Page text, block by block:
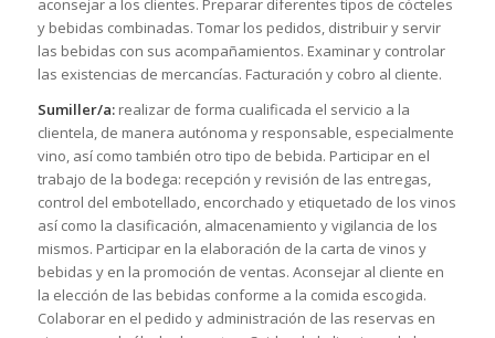
aconsejar a los clientes. Preparar diferentes tipos de cócteles
y bebidas combinadas. Tomar los pedidos, distribuir y servir
las bebidas con sus acompañamientos. Examinar y controlar
las existencias de mercancías. Facturación y cobro al cliente.
Sumiller/a:realizar de forma cualificada el servicio a la
clientela, de manera autónoma y responsable, especialmente
vino, así como también otro tipo de bebida. Participar en el
trabajo de la bodega: recepción y revisión de las entregas,
control del embotellado, encorchado y etiquetado de los vinos
así como la clasificación, almacenamiento y vigilancia de los
mismos. Participar en la elaboración de la carta de vinos y
bebidas y en la promoción de ventas. Aconsejar al cliente en
la elección de las bebidas conforme a la comida escogida.
Colaborar en el pedido y administración de las reservas en